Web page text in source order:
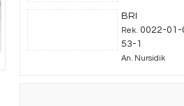
BRI
Rek.
0022-01-
53-1
An. Nursidik